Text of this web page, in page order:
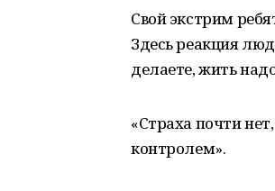
Свой экстрим
Здесь реакция
делаете, жить
«Страха почти
контролем».